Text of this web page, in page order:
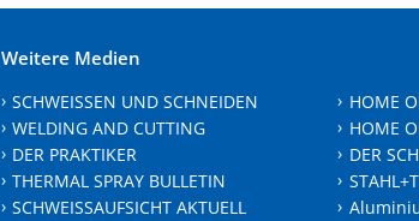
Weitere Medien
SCHWEISSEN UND SCHNEIDEN
WELDING AND CUTTING
DER PRAKTIKER
THERMAL SPRAY BULLETIN
SCHWEISSAUFSICHT AKTUELL
HOME
HOME
DER